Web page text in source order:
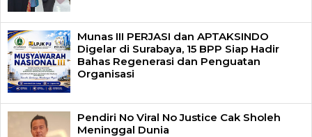
Munas III PERJASI dan APTAKSINDO
Digelar di Surabaya, 15 BPP Siap Hadir
Bahas Regenerasi dan Penguatan
Organisasi
Pendiri No Viral No Justice Cak Sholeh
Meninggal Dunia